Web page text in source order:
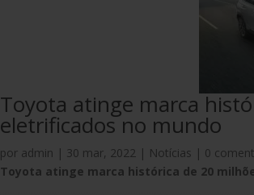
Toyota atinge marca
eletrificados no mundo
por admin | 30 mar, 2022 | Notícias | 0
Toyota atinge marca histórica de 20